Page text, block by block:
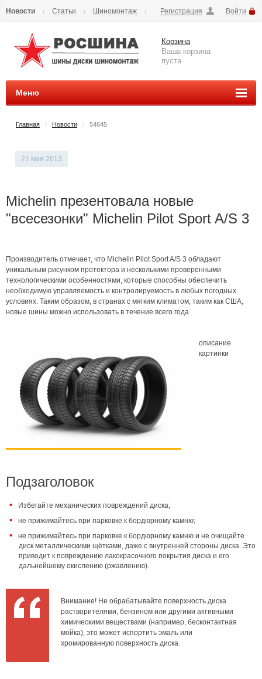
Регистрация Войти
Новости Статьи
Шиномонтаж
Вопросы и ответы
Контакты Наши реквизиты
Корзина
Ваша корзина
пуста
Меню
Главная / Новости / 54645
21 мая 2013
Michelin презентовала новые
"всесезонки" Michelin Pilot Sport A/S 3
Производитель отмечает, что Michelin Pilot Sport A/S 3 обладают
уникальным рисунком протектора и несколькими проверенными
технологическими особенностями, которые способны обеспечить
необходимую управляемость и контролируемость в любых погодных
условиях. Таким образом, в странах с мягким климатом, таким как США,
новые шины можно использовать в течение всего года.
описание
картинки
Подзаголовок
Избегайте механических повреждений диска;
не прижимайтесь при парковке к бордюрному камню;
не прижимайтесь при парковке к бордюрному камню и не очищайте
диск металлическими щётками, даже с внутренней стороны диска. Это
приводит к повреждению лакокрасочного покрытия диска и его
дальнейшему окислению (ржавлению).
Внимание! Не обрабатывайте поверхность диска
растворителями, бензином или другими активными
химическими веществами (например, бесконтактная
мойка), это может испортить эмаль или
хромированную поверхность диска.